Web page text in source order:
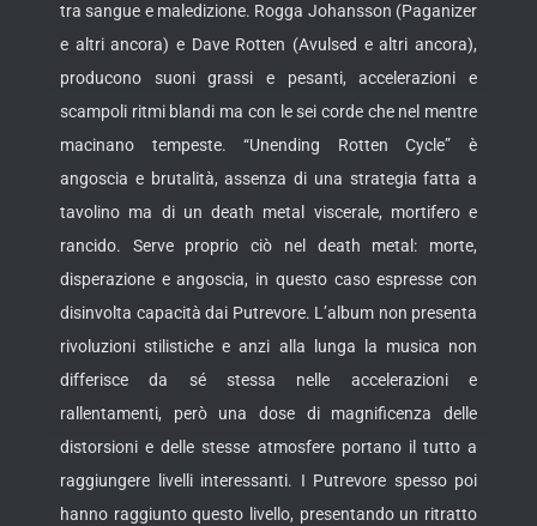
tra sangue e maledizione. Rogga Johansson (Paganizer
e altri ancora) e Dave Rotten (Avulsed e altri ancora),
producono suoni grassi e pesanti, accelerazioni e
scampoli ritmi blandi ma con le sei corde che nel mentre
macinano tempeste. “Unending Rotten Cycle” è
angoscia e brutalità, assenza di una strategia fatta a
tavolino ma di un death metal viscerale, mortifero e
rancido. Serve proprio ciò nel death metal: morte,
disperazione e angoscia, in questo caso espresse con
disinvolta capacità dai Putrevore. L’album non presenta
rivoluzioni stilistiche e anzi alla lunga la musica non
differisce da sé stessa nelle accelerazioni e
rallentamenti, però una dose di magnificenza delle
distorsioni e delle stesse atmosfere portano il tutto a
raggiungere livelli interessanti. I Putrevore spesso poi
hanno raggiunto questo livello, presentando un ritratto